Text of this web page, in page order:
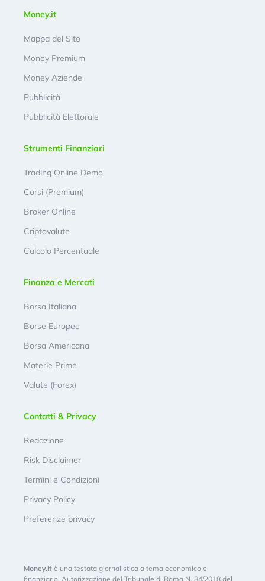
Money.it
Mappa del Sito
Money Premium
Money Aziende
Pubblicità
Pubblicità Elettorale
Strumenti Finanziari
Trading Online Demo
Corsi (Premium)
Broker Online
Criptovalute
Calcolo Percentuale
Finanza e Mercati
Borsa Italiana
Borse Europee
Borsa Americana
Materie Prime
Valute (Forex)
Contatti & Privacy
Redazione
Risk Disclaimer
Termini e Condizioni
Privacy Policy
Preferenze privacy
Money.it è una testata giornalistica a tema economico e
finanziario. Autorizzazione del Tribunale di Roma N. 84/2018 del